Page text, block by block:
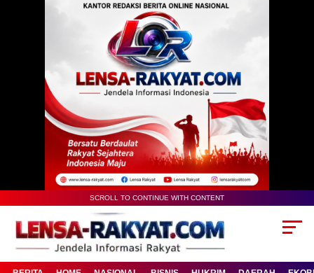
SCROLL TO CONTINUE WITH CONTENT